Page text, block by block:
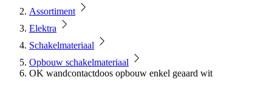
Assortiment
Elektra
Schakelmateriaal
Opbouw schakelmateriaal
OK wandcontactdoos opbouw enkel geaard wit